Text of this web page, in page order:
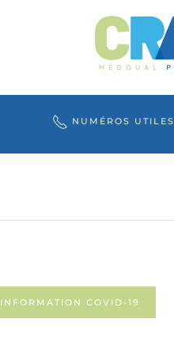
NUMÉROS UTILES
INFORMATION COVID-19